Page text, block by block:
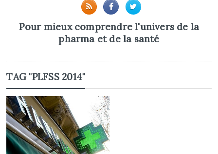
Pour mieux comprendre l'univers de la
pharma et de la santé
TAG "PLFSS 2014"